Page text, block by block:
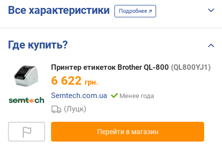
Все характеристики Подробнее
Где купить?
Принтер етикеток Brother QL-800 (QL800YJ1)
6 622 грн.
Semtech.com.ua
Менее года
(Луцк)
Перейти в магазин